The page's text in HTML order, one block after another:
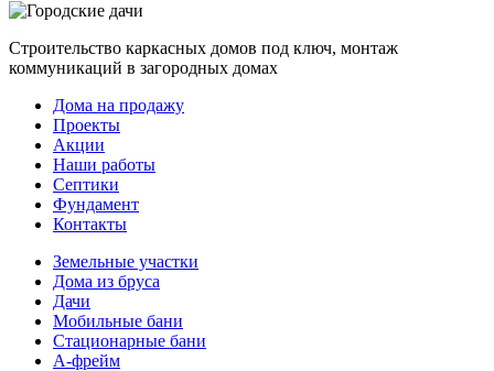
Строительство каркасных домов под ключ, монтаж
коммуникаций в загородных домах
Дома на продажу
Проекты
Акции
Наши работы
Септики
Фундамент
Контакты
Земельные участки
Дома из бруса
Дачи
Мобильные бани
Стационарные бани
A-фрейм